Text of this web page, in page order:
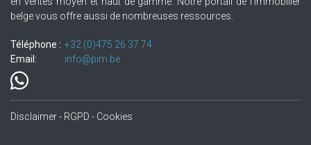
belge vous offre aussi de nombreuses ressources.
Téléphone : +32.(0)475 26 37 74
Email:
info@pim.be
Disclaimer - RGPD - Cookies